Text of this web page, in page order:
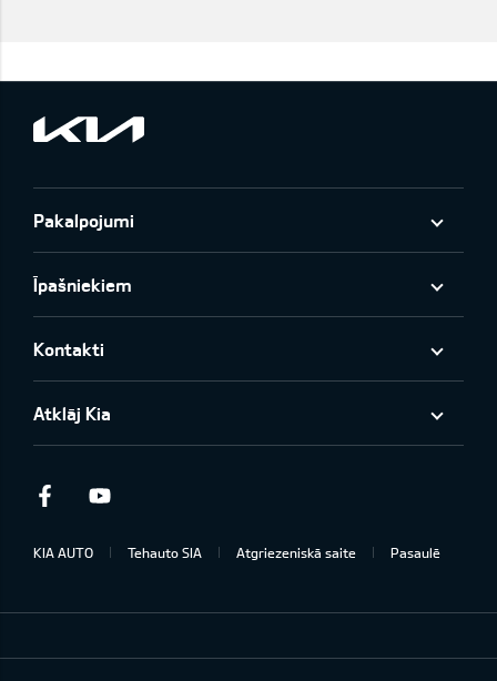
Pakalpojumi
Īpašniekiem
Kontakti
Atklāj Kia
Facebook
KIA AUTO Tehauto SIA Atgriezeniskā saite Pasaulē